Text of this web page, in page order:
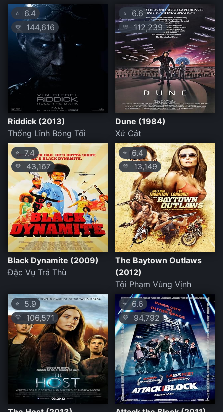
⭐ 6.4
💛 144,616
Riddick (2013)
Thống Lĩnh Bóng Tối
⭐ 6.6
💛 112,239
Dune (1984)
Xứ Cát
⭐ 7.4
💛 43,167
Black Dynamite (2009)
Đặc Vụ Trả Thù
⭐ 6.4
💛 13,149
The Baytown Outlaws
(2012)
Tội Phạm Vùng Vịnh
⭐ 5.9
💛 106,571
⭐ 6.6
💛 94,792